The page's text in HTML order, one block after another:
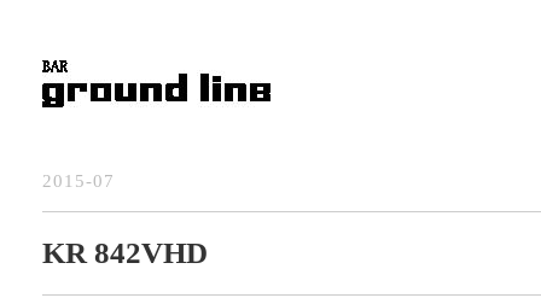
2015-07
KR 842VHD